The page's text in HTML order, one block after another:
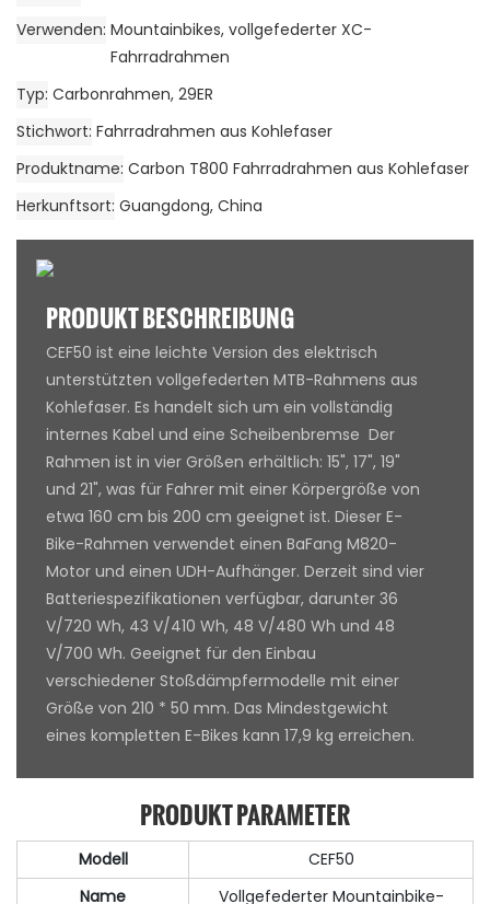
Verwenden Mountainbikes, vollgefederter XC-
Fahrradrahmen
Typ Carbonrahmen, 29ER
Stichwort Fahrradrahmen aus Kohlefaser
Produktname Carbon T800 Fahrradrahmen aus Kohlefaser
Herkunftsort Guangdong, China
PRODUKT BESCHREIBUNG
CEF50 ist eine leichte Version des elektrisch
unterstützten vollgefederten MTB-Rahmens aus
Kohlefaser. Es handelt sich um ein vollständig
internes Kabel und eine Scheibenbremse Der
Rahmen ist in vier Größen erhältlich: 15", 17", 19"
und 21", was für Fahrer mit einer Körpergröße von
etwa 160 cm bis 200 cm geeignet ist. Dieser E-
Bike-Rahmen verwendet einen BaFang M820-
Motor und einen UDH-Aufhänger. Derzeit sind vier
Batteriespezifikationen verfügbar, darunter 36
V/720 Wh, 43 V/410 Wh, 48 V/480 Wh und 48
V/700 Wh. Geeignet für den Einbau
verschiedener Stoßdämpfermodelle mit einer
Größe von 210 * 50 mm. Das Mindestgewicht
eines kompletten E-Bikes kann 17,9 kg erreichen.
PRODUKT PARAMETER
Modell
CEF50
Name
Vollgefederter Mountainbike-